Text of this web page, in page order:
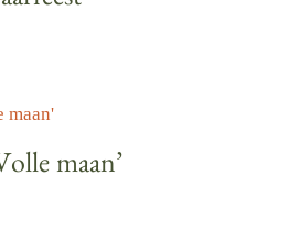
maan’